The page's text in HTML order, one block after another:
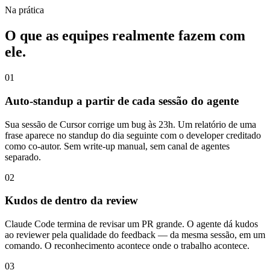
Na prática
O que as equipes realmente fazem com
ele.
01
Auto-standup a partir de cada sessão do agente
Sua sessão de Cursor corrige um bug às 23h. Um relatório de uma
frase aparece no standup do dia seguinte com o developer creditado
como co-autor. Sem write-up manual, sem canal de agentes
separado.
02
Kudos de dentro da review
Claude Code termina de revisar um PR grande. O agente dá kudos
ao reviewer pela qualidade do feedback — da mesma sessão, em um
comando. O reconhecimento acontece onde o trabalho acontece.
03